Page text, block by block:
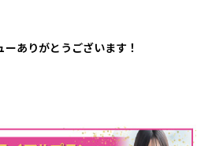
ありがとうございます！